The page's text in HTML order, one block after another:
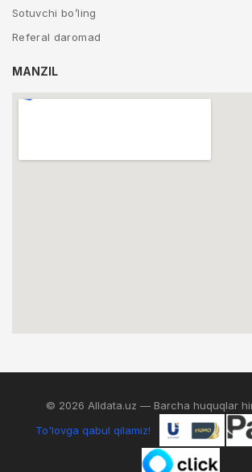
Sotuvchi bo’ling
Referal daromad
MANZIL
© 2026 Alldata.uz — Barcha huquqlar
To'lovga qabul qilamiz!